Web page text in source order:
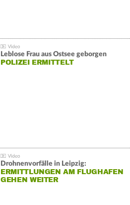
Leblose Frau aus Ostsee geborgen
POLIZEI ERMITTELT
Drohnenvorfälle in Leipzig:
ERMITTLUNGEN AM FLUGHAFEN
GEHEN WEITER